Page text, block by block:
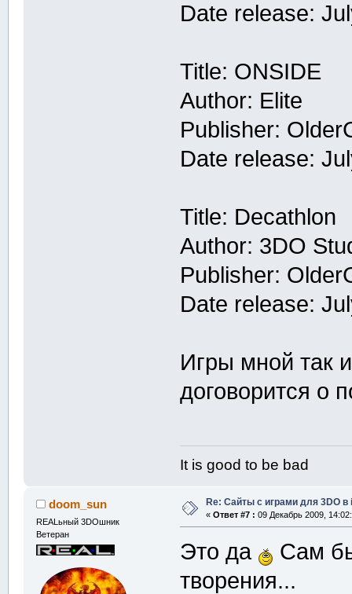
Date release:
Title: ONSIDE
Author: Elite
Publisher:
Date release:
Title: Decathlon
Author: 3DO
Publisher:
Date release:
Игры мной так
договорится о
It is good to be bad
doom_sun
REALьный 3DOшник
Ветеран
Re: Сайты с играми для 3DO
« Ответ #7 : 09 Декабрь 2009,
Это да
Сам
творения...